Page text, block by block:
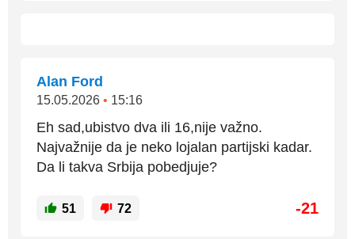
Alan Ford
15.05.2026 • 15:16
Eh sad,ubistvo dva ili 16,nije važno.
Najvažnije da je neko lojalan partijski kadar.
Da li takva Srbija pobedjuje?
51 72 -21